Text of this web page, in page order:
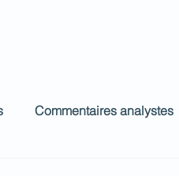
Commentaires analystes